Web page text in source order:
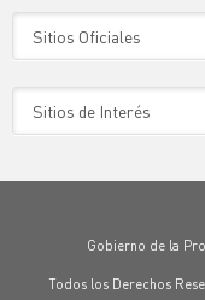
Gobierno de la
Todos los Derechos